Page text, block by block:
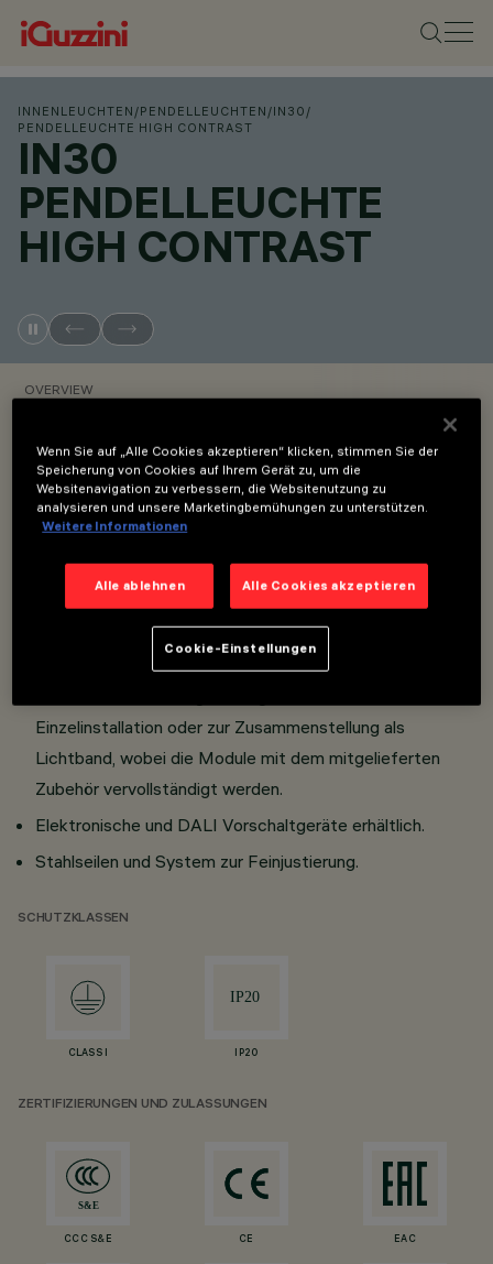
INNENLEUCHTEN /PENDELLEUCHTEN /IN30 /
PENDELLEUCHTE HIGH CONTRAST
IN30
PENDELLEUCHTE
HIGH CONTRAST
OVERVIEW
PRODUKTCODES ANZEIGEN
Overview
Modulares Leuchtensystem zur Reiheninstallation.
Ausgeführt mit Profil aus extrudiertem Aluminium in der
Version minimal (frameless).
Einzelinstallation oder zur Zusammenstellung als
Lichtband, wobei die Module mit dem mitgelieferten
Zubehör vervollständigt werden.
Elektronische und DALI Vorschaltgeräte erhältlich.
Stahlseilen und System zur Feinjustierung.
SCHUTZKLASSEN
CLASS I IP20
ZERTIFIZIERUNGEN UND ZULASSUNGEN
CCC S&E CE EAC
Wenn Sie auf „Alle Cookies akzeptieren“ klicken, stimmen Sie der
Speicherung von Cookies auf Ihrem Gerät zu, um die
Websitenavigation zu verbessern, die Websitenutzung zu
analysieren und unsere Marketingbemühungen zu unterstützen.
Weitere Informationen
Alle ablehnen Alle Cookies akzeptieren
Cookie-Einstellungen